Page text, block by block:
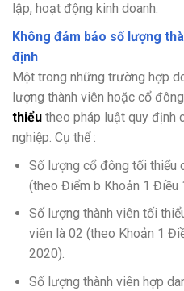
lập, hoạt động kinh doanh.
Không đảm bảo số lượng
định
Một trong những trường hợp
lượng thành viên hoặc cổ
thiểu theo pháp luật quy định
nghiệp. Cụ thể :
Số lượng cổ đông tối thiểu
(theo Điểm b Khoản 1 Điều
Số lượng thành viên tối
viên là 02 (theo Khoản 1
2020).
Số lượng thành viên hợp